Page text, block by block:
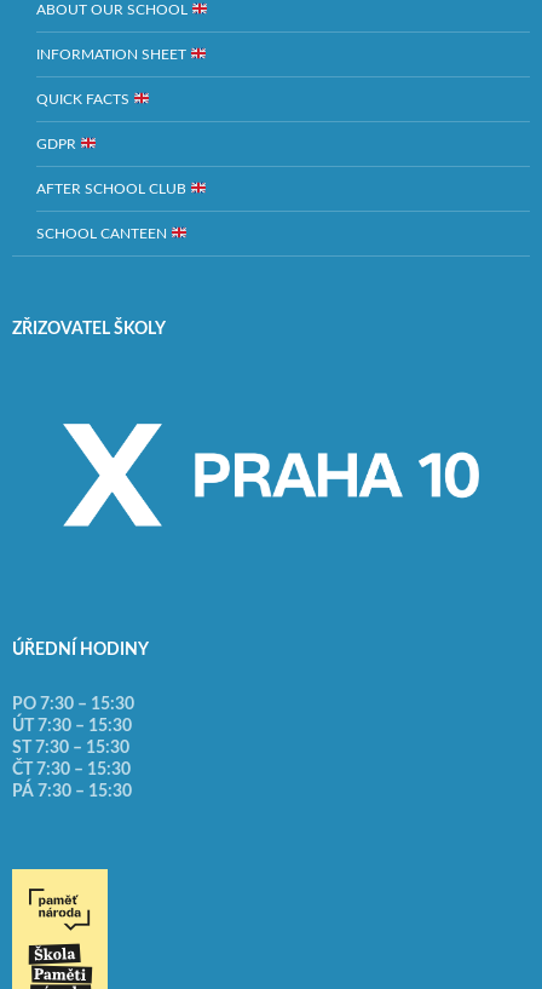
ABOUT OUR SCHOOL
INFORMATION SHEET
QUICK FACTS
GDPR
AFTER SCHOOL CLUB
SCHOOL CANTEEN
ZŘIZOVATEL ŠKOLY
ÚŘEDNÍ HODINY
PO 7:30 – 15:30
ÚT 7:30 – 15:30
ST 7:30 – 15:30
ČT 7:30 – 15:30
PÁ 7:30 – 15:30